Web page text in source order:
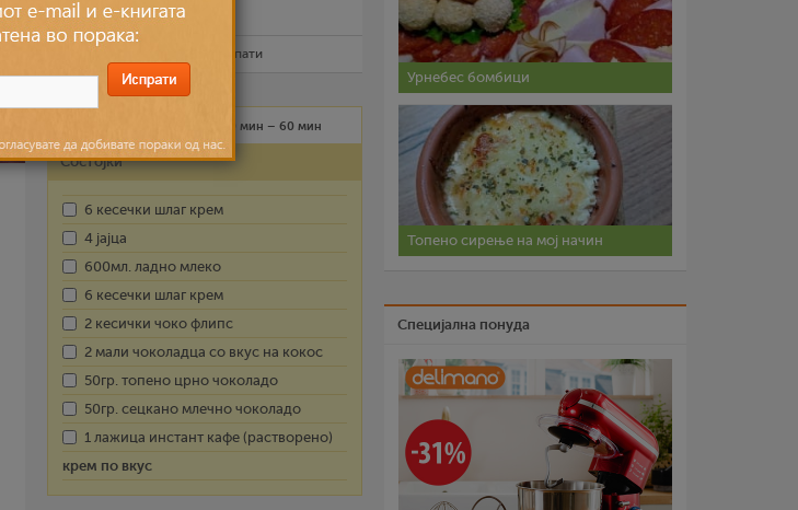
Испечати го рецептот
пати
30 мин – 60 мин
Состојки
6 кесечки шлаг крем
4 јајца
600мл. ладно млеко
6 кесечки шлаг крем
2 кесички чоко флипс
2 мали чоколадца со вкус на кокос
50гр. топено црно чоколадо
50гр. сецкано млечно чоколадо
1 лажица инстант кафе (растворено)
крем по вкус
Урнебес бомбици
Топено сирење на мој начин
Специјална понуда